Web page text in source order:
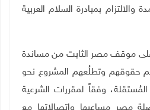
والالتزام بمبادرة السلام العربية
على موقف مصر الثابت من مساندة
حقوقهم وتطلُعهم المشروع نحو
المُستقلة، وفقاً لمقررات الشرعية